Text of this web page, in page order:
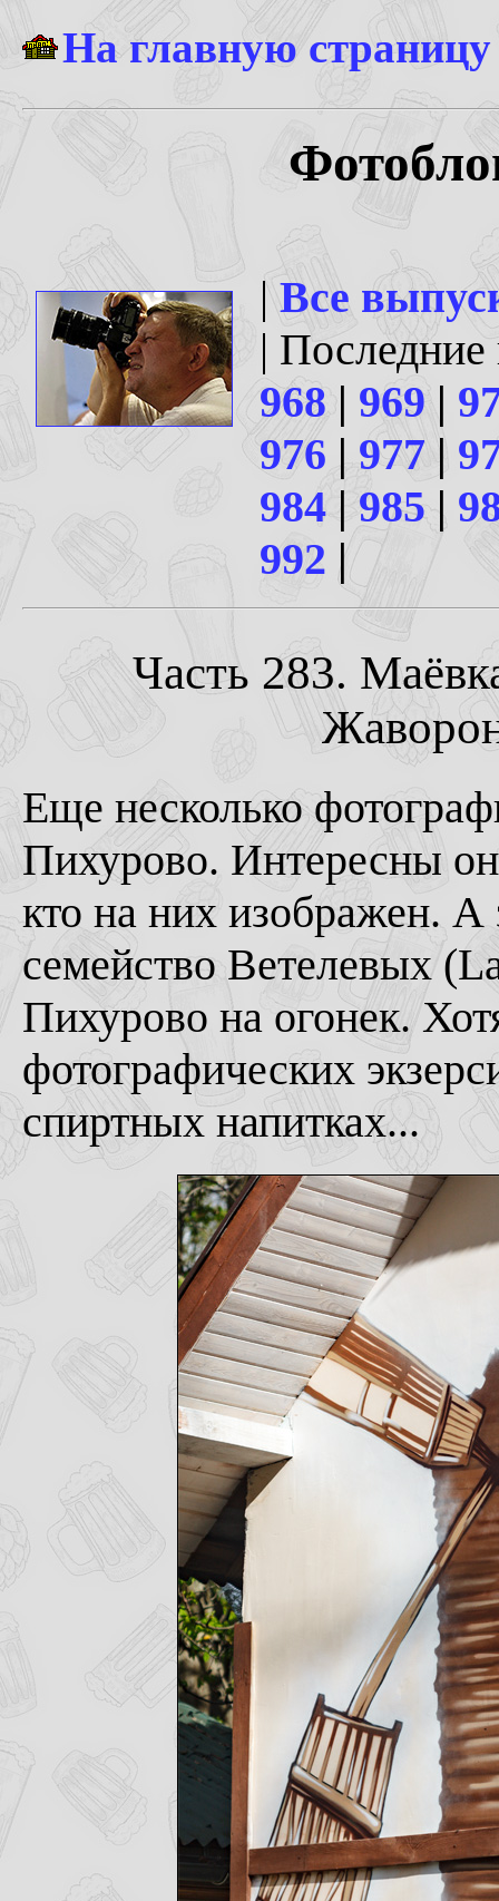
На главную
|Все
|
968| 969|
976 | 977 |
984 | 985|
992 |
Часть 283.
Еще несколько
Пихурово. Интересны
кто на них изображен. А
семейство Ветелевых
Пихурово на огонек.
фотографических
спиртных напитках...